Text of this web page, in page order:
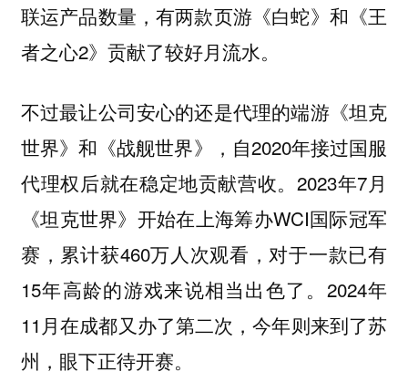
联运产品数量，有两款页游《白蛇》和《王
者之心2》贡献了较好月流水。
不过最让公司安心的还是代理的端游《坦克
世界》和《战舰世界》，自2020年接过国服
代理权后就在稳定地贡献营收。2023年7月
《坦克世界》开始在上海筹办WCI国际冠军
赛，累计获460万人次观看，对于一款已有
15年高龄的游戏来说相当出色了。2024年
11月在成都又办了第二次，今年则来到了苏
州，眼下正待开赛。